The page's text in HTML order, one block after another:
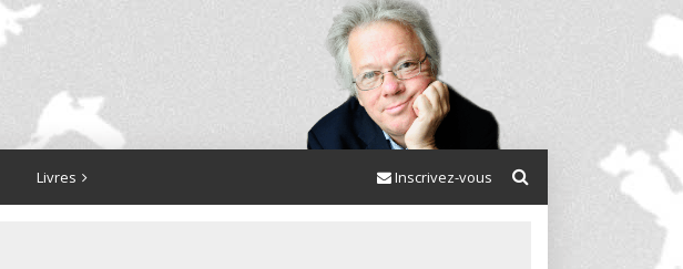
Livres Inscrivez-vous